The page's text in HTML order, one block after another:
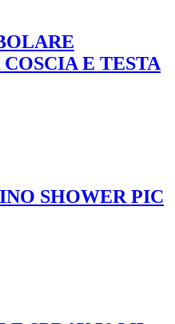
E TESTA
SHOWER PIC